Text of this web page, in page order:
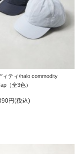
ィティ/halo commodity
（全3色）
円(税込)